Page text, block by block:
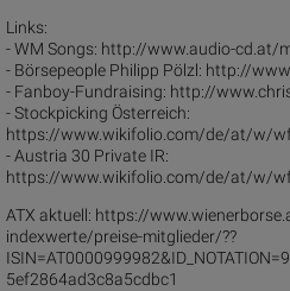
Links:
- WM Songs: http://www.audio-cd.at/
- Börsepeople Philipp Pölzl: http://
- Fanboy-Fundraising: http://
- Stockpicking Österreich:
https://www.wikifolio.com/de/at/w/
- Austria 30 Private IR:
https://www.wikifolio.com/de/at/w/
ATX aktuell: https://
indexwerte/preise-mitglieder/??
5ef2864ad3c8a5cdbc1